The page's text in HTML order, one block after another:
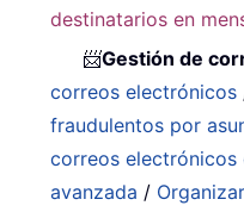
destinatarios en
📨Gestión de
correos electrónicos
fraudulentos por
correos electrónicos
avanzada /